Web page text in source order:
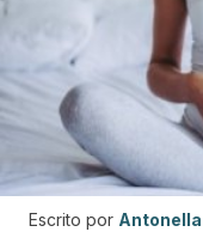
Escrito por